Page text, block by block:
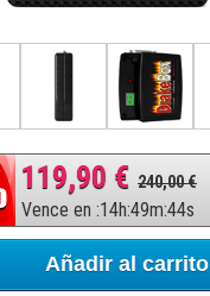
119,90 € 240,00 €
Vence en :14h:49m:43s
Añadir al carrito